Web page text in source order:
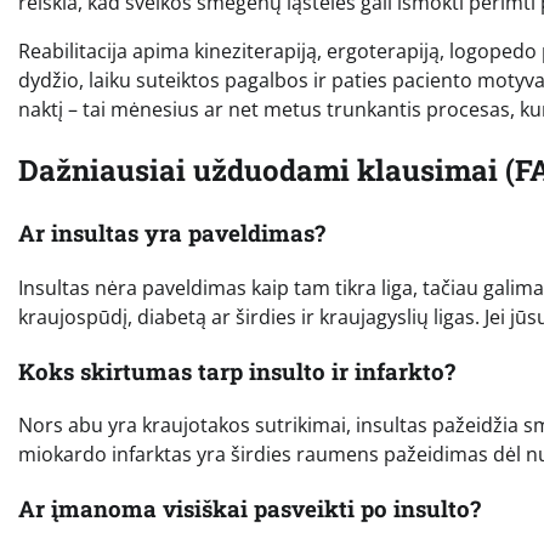
Reabilitacija apima kineziterapiją, ergoterapiją,
dydžio, laiku suteiktos pagalbos ir paties paciento
naktį – tai mėnesius ar net metus trunkantis procesas,
Dažniausiai užduodami klausimai
Ar insultas yra paveldimas?
Insultas nėra paveldimas kaip tam tikra liga, tačiau
kraujospūdį, diabetą ar širdies ir kraujagyslių ligas. Jei
Koks skirtumas tarp insulto ir infarkto?
Nors abu yra kraujotakos sutrikimai, insultas pažeidžia
miokardo infarktas yra širdies raumens pažeidimas dėl
Ar įmanoma visiškai pasveikti po insulto?